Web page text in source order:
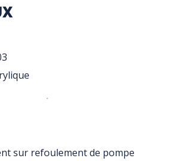
sur refoulement de pompe